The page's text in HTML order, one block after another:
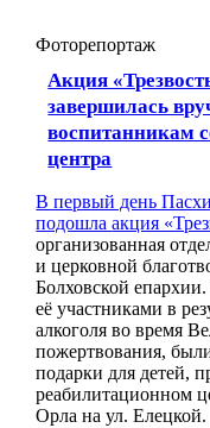
Фоторепортаж
Акция
завершилась
воспитанникам
центра
В первый день
подошлаакция
организованная
и церковной
Болховской
её участниками в
алкоголя во время
пожертвования,
подарки для детей,
реабилитационном
Орла на ул. Елецкой.